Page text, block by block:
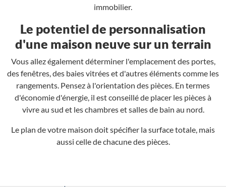
immobilier.
Le potentiel de personnalisation
d'une maison neuve sur un terrain
Vous allez également déterminer l'emplacement des portes,
des fenêtres, des baies vitrées et d'autres éléments comme les
rangements. Pensez à l'orientation des pièces. En termes
d'économie d'énergie, il est conseillé de placer les pièces à
vivre au sud et les chambres et salles de bain au nord.
Le plan de votre maison doit spécifier la surface totale, mais
aussi celle de chacune des pièces.